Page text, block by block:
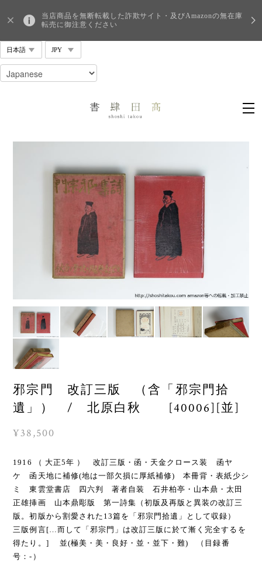
当店商品を無断転載した詐欺サイト・及びAmazonの無在庫
転売に御注意ください
邪宗門 改訂三版 （含「邪宗門拾
遺」） / 北原白秋 [40006][並]
¥38,500
1916 （ 大正5年 ） 改訂三版・函・天金クロース装 函ヤ
ケ 函天地に補修(地は一部欠損に厚紙補修) 本冊背・表紙少シ
ミ 東雲堂書店 四六判 著者自装 石井柏亭・山本鼎・太田
正雄挿画 山本鼎彫版 第一詩集（初版及再版と異装の改訂三
版。初版から割愛された13篇を「邪宗門拾遺」として収録）
三版例言[…而して「邪宗門」は改訂三版に於て漸く完全するを
得たり。] 並(極美・美・良好・並・並下・難) （目録番
号：-）